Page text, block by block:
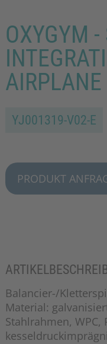
OXYGYM -
AIRPLANE
YJ001319-V02-E
PRODUKT
Balancier-/
Material:
Stahlrahmen, WPC,